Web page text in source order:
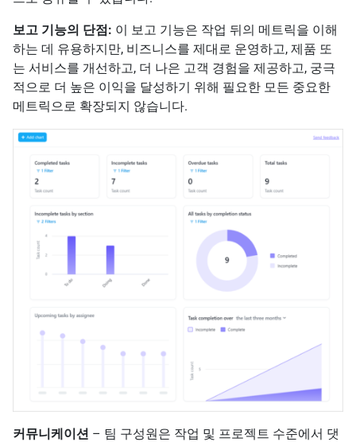
보고 기능의 단점: 이 보고 기능은 작업 뒤의 메트릭을 이해
하는 데 유용하지만, 비즈니스를 제대로 운영하고, 제품 또
는 서비스를 개선하고, 더 나은 고객 경험을 제공하고, 궁극
적으로 더 높은 이익을 달성하기 위해 필요한 모든 중요한
메트릭으로 확장되지 않습니다.
커뮤니케이션 – 팀 구성원은 작업 및 프로젝트 수준에서 댓